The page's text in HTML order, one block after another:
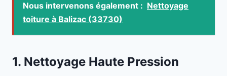
Nous intervenons également : Nettoyage
toiture à Balizac (33730)
1. Nettoyage Haute Pression